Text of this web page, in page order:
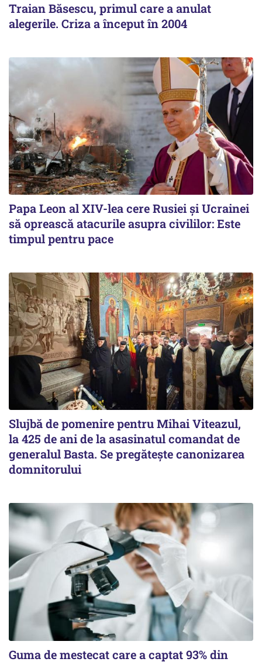
Traian Băsescu, primul care a anulat
alegerile. Criza a început în 2004
Papa Leon al XIV-lea cere Rusiei și Ucrainei
să oprească atacurile asupra civililor: Este
timpul pentru pace
Slujbă de pomenire pentru Mihai Viteazul,
la 425 de ani de la asasinatul comandat de
generalul Basta. Se pregătește canonizarea
domnitorului
Guma de mestecat care a captat 93% din